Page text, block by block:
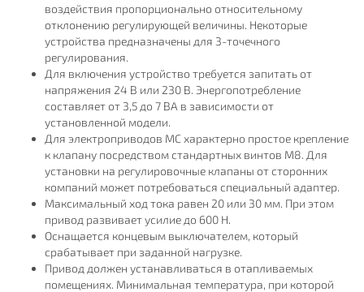
воздействия пропорционально относительному
отклонению регулирующей величины. Некоторые
устройства предназначены для 3-точечного
регулирования.
Для включения устройство требуется запитать от
напряжения 24 В или 230 В. Энергопотребление
составляет от 3,5 до 7 ВА в зависимости от
установленной модели.
Для электроприводов МС характерно простое крепление
к клапану посредством стандартных винтов М8. Для
установки на регулировочные клапаны от сторонних
компаний может потребоваться специальный адаптер.
Максимальный ход тока равен 20 или 30 мм. При этом
привод развивает усилие до 600 Н.
Оснащается концевым выключателем, который
срабатывает при заданной нагрузке.
Привод должен устанавливаться в отапливаемых
помещениях. Минимальная температура, при которой